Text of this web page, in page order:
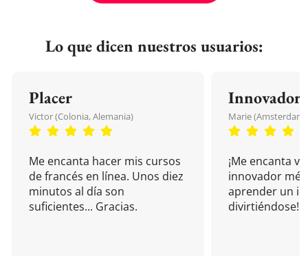
Lo que dicen nuestros usuarios:
Placer
Victor (Colonia, Alemania)
Me encanta hacer mis cursos
de francés en línea. Unos diez
minutos al día son
suficientes... Gracias.
Innovador
Marie (Amsterdam,
¡Me encanta
innovador
aprender un
divirtiéndose!